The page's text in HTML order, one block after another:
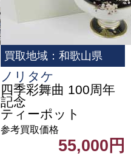
買取地域：和歌山県
ノリタケ
四季彩舞曲 100周年
記念
ティーポット
参考買取価格
55,000円